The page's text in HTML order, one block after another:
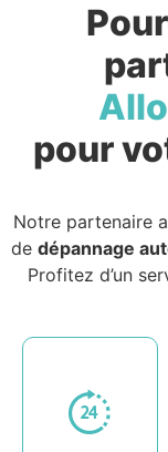
pour
Notre partenaire
de dépannage
Profitez d’un